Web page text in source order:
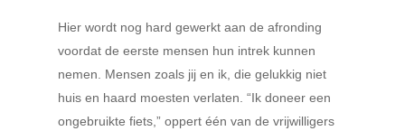
Hier wordt nog hard gewerkt aan de afronding
voordat de eerste mensen hun intrek kunnen
nemen. Mensen zoals jij en ik, die gelukkig niet
huis en haard moesten verlaten. “Ik doneer een
ongebruikte fiets,” oppert één van de vrijwilligers